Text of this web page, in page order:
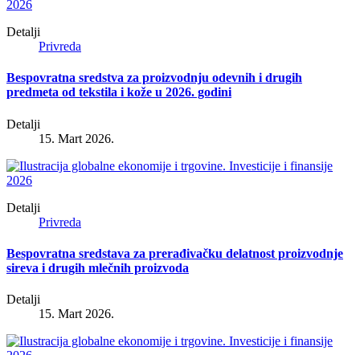
Detalji
Privreda
Bespovratna sredstva za proizvodnju odevnih i drugih
predmeta od tekstila i kože u 2026. godini
Detalji
15. Mart 2026.
Detalji
Privreda
Bespovratna sredstava za prerađivačku delatnost proizvodnje
sireva i drugih mlečnih proizvoda
Detalji
15. Mart 2026.